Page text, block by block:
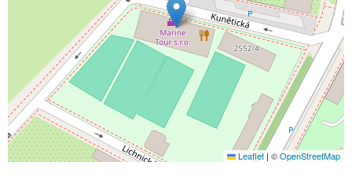
Leaflet | ©OpenStreetMap